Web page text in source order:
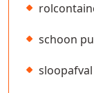
schoon
sloopafval